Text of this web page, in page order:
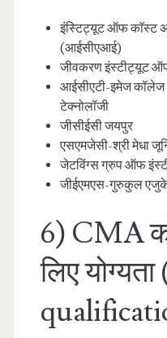
इंस्टिट्यूट ऑफ काॅस्ट
(आईसीएआई)
जीवकरण इंस्टीट्यूट
आईसीएटी-इमेज
टेक्नोलॉजी
जीसीईसी जयपुर
एसएमजेसी-श्री मेधा
जेटविंग्स ग्रुप ऑफ
जीईएमएस-गुरुकुल
6) CMA
लिए